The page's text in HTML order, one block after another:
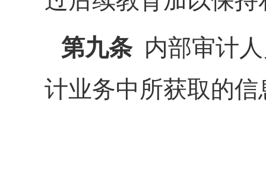
第九条内部审计人
计业务中所获取的信